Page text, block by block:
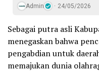
Admin 24/05/2026
Sebagai putra asli
menegaskan bahwa
pengabdian untuk
memajukan dunia